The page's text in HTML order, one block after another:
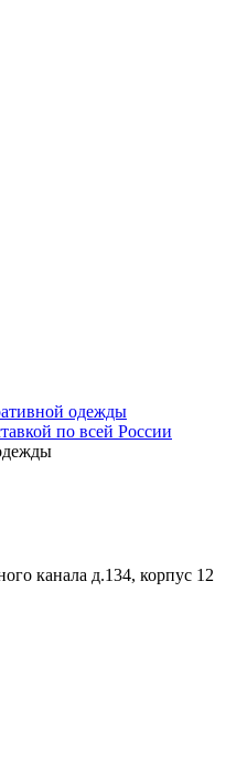
канала д.134, корпус 12